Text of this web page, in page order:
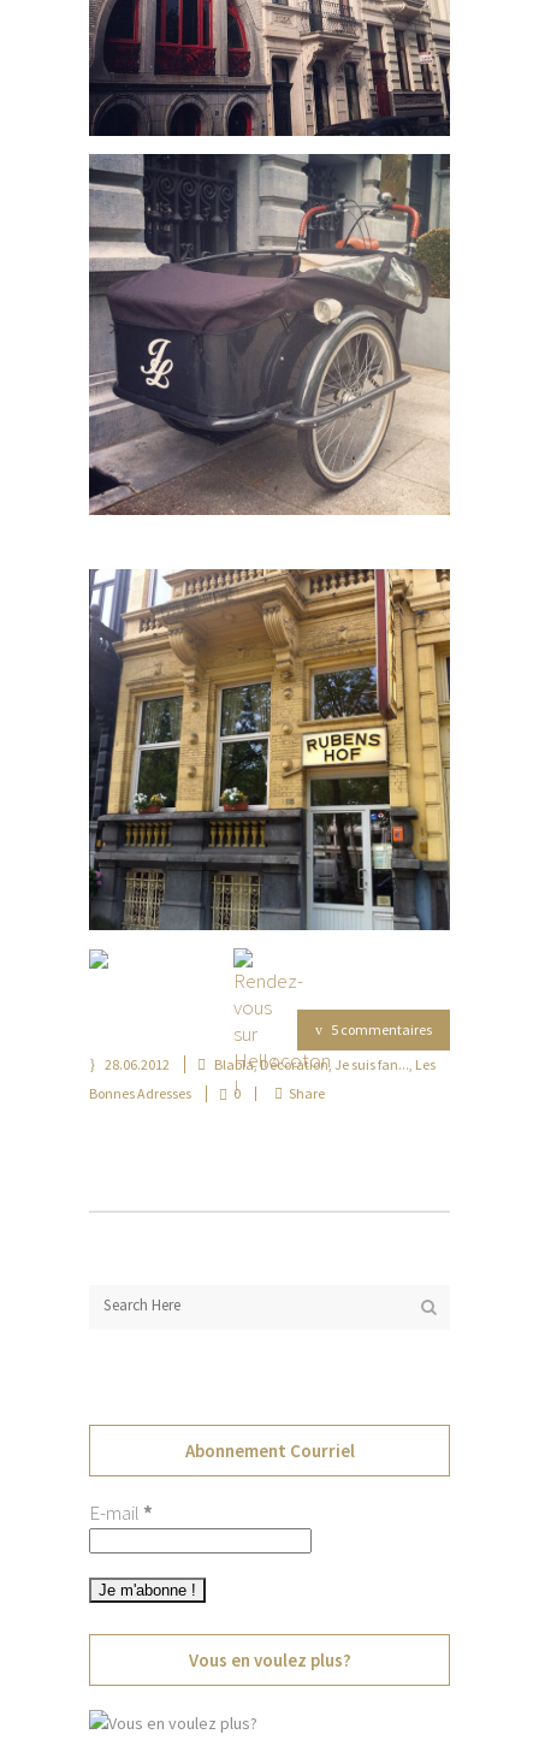
5 commentaires
28.06.2012
Blabla,Décoration, Je suis fan..., Les
Bonnes Adresses
0 Share
Abonnement Courriel
E-mail*
Vous en voulez plus?